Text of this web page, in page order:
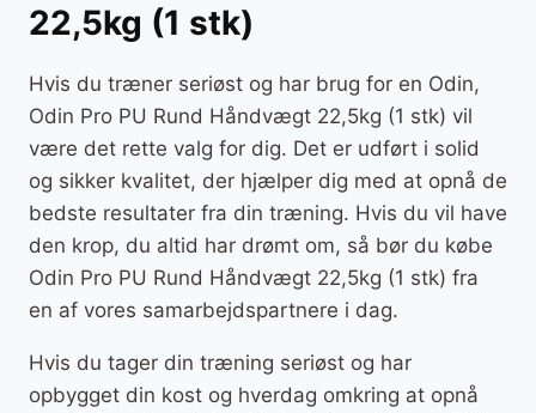
22,5kg (1 stk)
Hvis du træner seriøst og har brug for en Odin,
Odin Pro PU Rund Håndvægt 22,5kg (1 stk) vil
være det rette valg for dig. Det er udført i solid
og sikker kvalitet, der hjælper dig med at opnå de
bedste resultater fra din træning. Hvis du vil have
den krop, du altid har drømt om, så bør du købe
Odin Pro PU Rund Håndvægt 22,5kg (1 stk) fra
en af vores samarbejdspartnere i dag.
Hvis du tager din træning seriøst og har
opbygget din kost og hverdag omkring at opnå